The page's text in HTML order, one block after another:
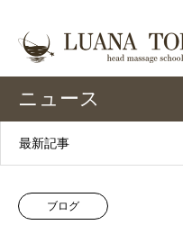
ニュース
最新記事
ブログ